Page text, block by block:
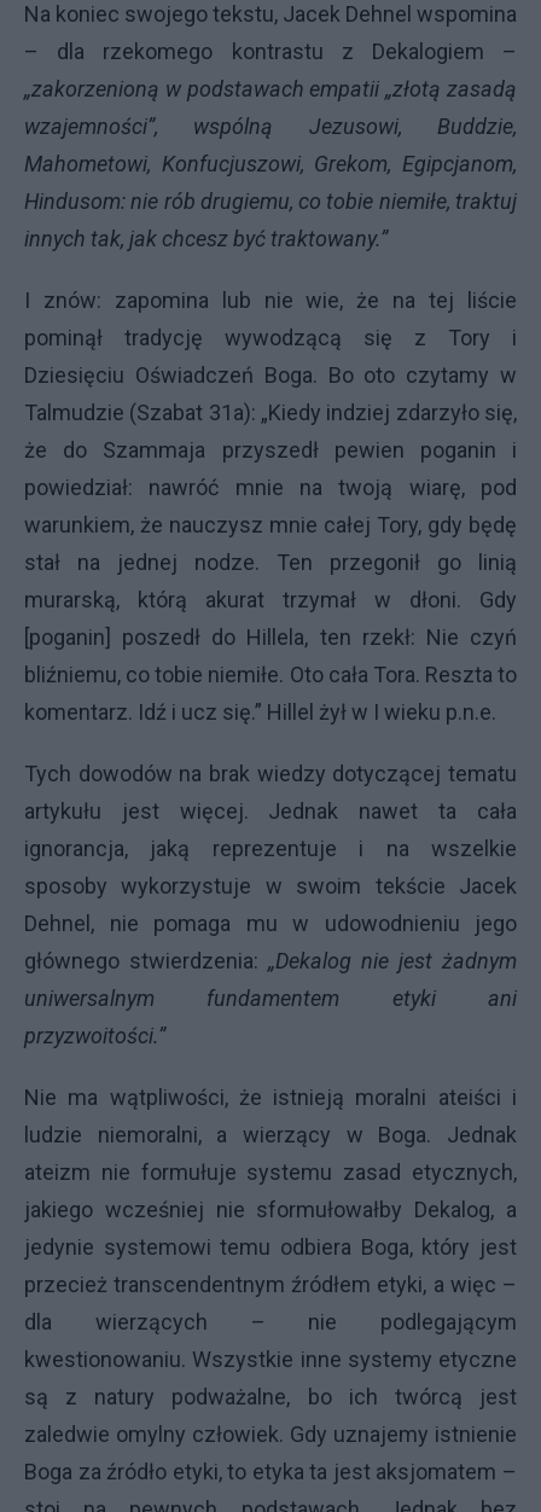
Na koniec swojego tekstu, Jacek Dehnel wspomina
– dla rzekomego kontrastu z Dekalogiem –
„zakorzenioną w podstawach empatii „złotą zasadą
wzajemności”, wspólną Jezusowi, Buddzie,
Mahometowi, Konfucjuszowi, Grekom, Egipcjanom,
Hindusom: nie rób drugiemu, co tobie niemiłe, traktuj
innych tak, jak chcesz być traktowany.”
I znów: zapomina lub nie wie, że na tej liście
pominął tradycję wywodzącą się z Tory i
Dziesięciu Oświadczeń Boga. Bo oto czytamy w
Talmudzie (Szabat 31a): „Kiedy indziej zdarzyło się,
że do Szammaja przyszedł pewien poganin i
powiedział: nawróć mnie na twoją wiarę, pod
warunkiem, że nauczysz mnie całej Tory, gdy będę
stał na jednej nodze. Ten przegonił go linią
murarską, którą akurat trzymał w dłoni. Gdy
[poganin] poszedł do Hillela, ten rzekł: Nie czyń
bliźniemu, co tobie niemiłe. Oto cała Tora. Reszta to
komentarz. Idź i ucz się.” Hillel żył w I wieku p.n.e.
Tych dowodów na brak wiedzy dotyczącej tematu
artykułu jest więcej. Jednak nawet ta cała
ignorancja, jaką reprezentuje i na wszelkie
sposoby wykorzystuje w swoim tekście Jacek
Dehnel, nie pomaga mu w udowodnieniu jego
głównego stwierdzenia: „Dekalog nie jest żadnym
uniwersalnym fundamentem etyki ani
przyzwoitości.”
Nie ma wątpliwości, że istnieją moralni ateiści i
ludzie niemoralni, a wierzący w Boga. Jednak
ateizm nie formułuje systemu zasad etycznych,
jakiego wcześniej nie sformułowałby Dekalog, a
jedynie systemowi temu odbiera Boga, który jest
przecież transcendentnym źródłem etyki, a więc –
dla wierzących – nie podlegającym
kwestionowaniu. Wszystkie inne systemy etyczne
są z natury podważalne, bo ich twórcą jest
zaledwie omylny człowiek. Gdy uznajemy istnienie
Boga za źródło etyki, to etyka ta jest aksjomatem –